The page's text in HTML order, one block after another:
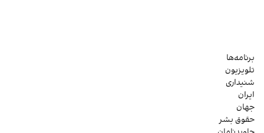
برنامه‌ها
تلویزیون
شنیداری
ایران
جهان
حقوق بشر